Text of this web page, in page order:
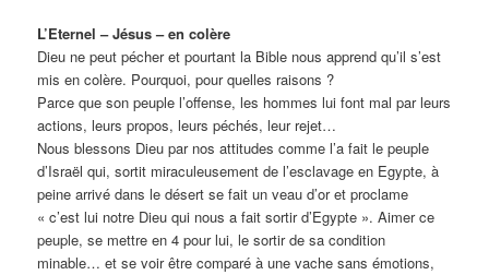
L’Eternel – Jésus – en colère
Dieu ne peut pécher et pourtant la Bible nous apprend qu’il s’est
mis en colère. Pourquoi, pour quelles raisons ?
Parce que son peuple l’offense, les hommes lui font mal par leurs
actions, leurs propos, leurs péchés, leur rejet…
Nous blessons Dieu par nos attitudes comme l’a fait le peuple
d’Israël qui, sortit miraculeusement de l’esclavage en Egypte, à
peine arrivé dans le désert se fait un veau d’or et proclame
« c’est lui notre Dieu qui nous a fait sortir d’Egypte ». Aimer ce
peuple, se mettre en 4 pour lui, le sortir de sa condition
minable… et se voir être comparé à une vache sans émotions,